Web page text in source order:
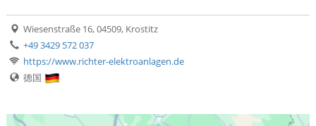
Wiesenstraße 16, 04509, Krostitz
+49 3429 572 037
https://www.richter-elektroanlagen.de
德国